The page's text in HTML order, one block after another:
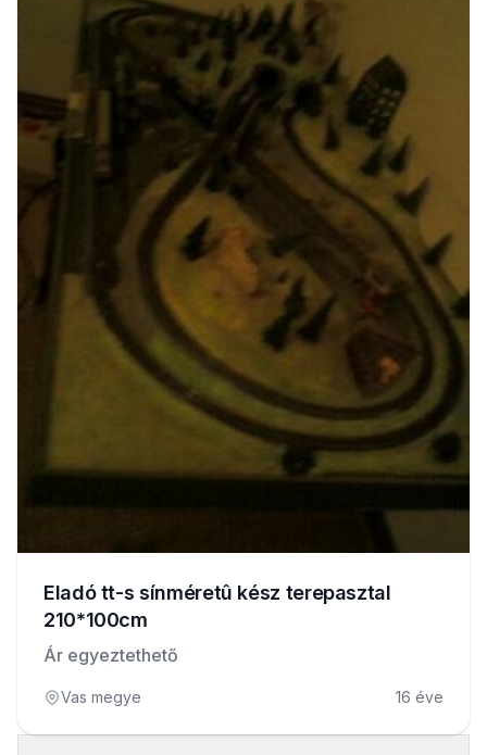
Eladó tt-s sínméretû kész terepasztal
210*100cm
Ár egyeztethető
Vas megye 16 éve